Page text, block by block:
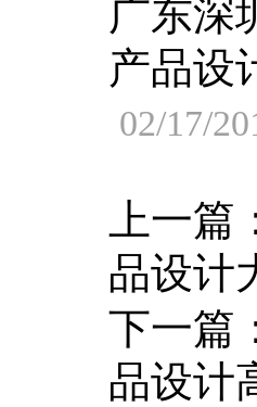
广东深
产品设
02/17/
上一篇
品设计
下一篇
品设计